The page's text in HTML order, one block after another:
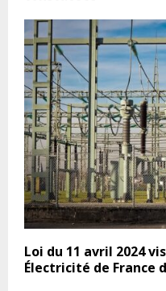
Loi du 11 avril 2024
Électricité de France